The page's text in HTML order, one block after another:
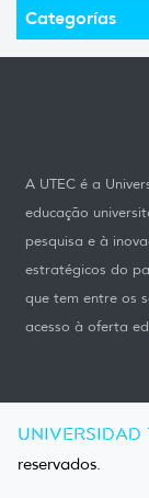
Categorías
A UTEC é a
educação
pesquisa e à
estratégicos do
que tem entre os
acesso à oferta
UNIVERSIDAD
reservados.